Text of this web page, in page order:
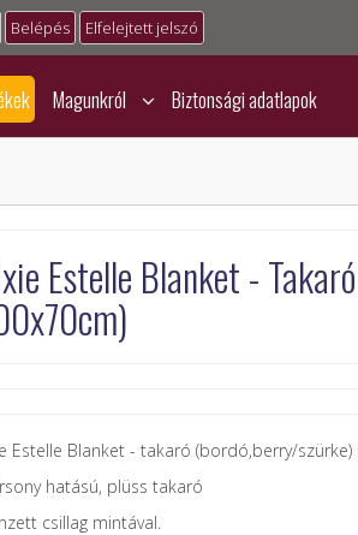
Elfelejtett jelszó
Magunkról Biztonsági adatlapok
Estelle Blanket -
Estelle Blanket - takaró (bordó,berry/
hatású, plüss takaró
csillag mintával.